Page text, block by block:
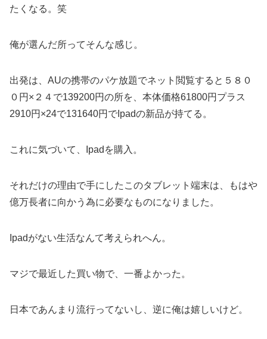
たくなる。笑
俺が選んだ所ってそんな感じ。
出発は、AUの携帯のパケ放題でネット閲覧すると５８０
０円×２４で139200円の所を、本体価格61800円プラス
2910円×24で131640円でIpadの新品が持てる。
これに気づいて、Ipadを購入。
それだけの理由で手にしたこのタブレット端末は、もはや
億万長者に向かう為に必要なものになりました。
Ipadがない生活なんて考えられへん。
マジで最近した買い物で、一番よかった。
日本であんまり流行ってないし、逆に俺は嬉しいけど。